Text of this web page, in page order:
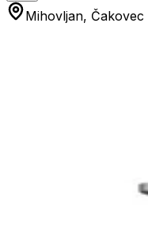
Mihovljan, Čakovec